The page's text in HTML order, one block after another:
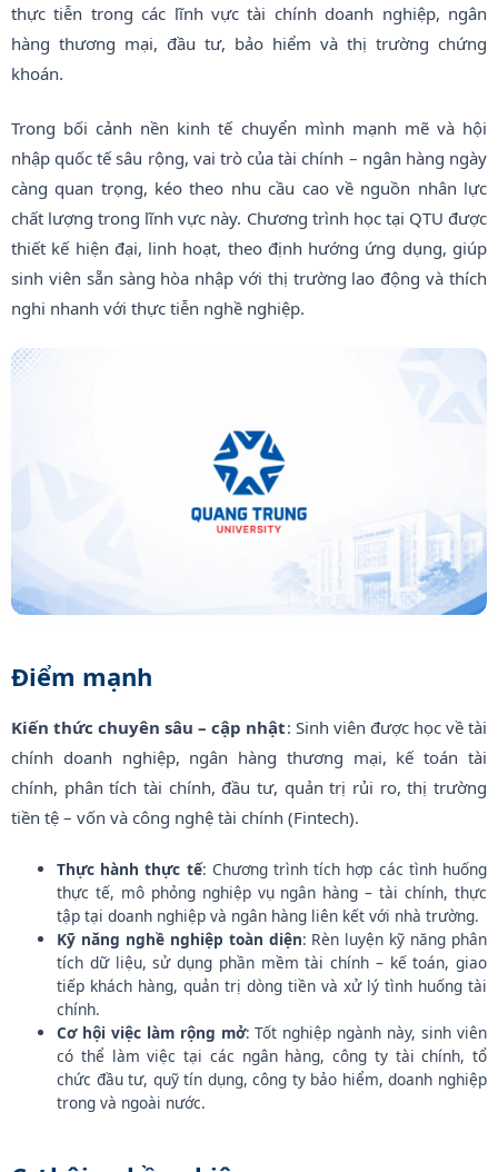
thực tiễn trong các lĩnh vực tài chính doanh nghiệp, ngân
hàng thương mại, đầu tư, bảo hiểm và thị trường chứng
khoán.
Trong bối cảnh nền kinh tế chuyển mình mạnh mẽ và hội
nhập quốc tế sâu rộng, vai trò của tài chính – ngân hàng ngày
càng quan trọng, kéo theo nhu cầu cao về nguồn nhân lực
chất lượng trong lĩnh vực này. Chương trình học tại QTU được
thiết kế hiện đại, linh hoạt, theo định hướng ứng dụng, giúp
sinh viên sẵn sàng hòa nhập với thị trường lao động và thích
nghi nhanh với thực tiễn nghề nghiệp.
Điểm mạnh
Kiến thức chuyên sâu – cập nhật: Sinh viên được học về tài
chính doanh nghiệp, ngân hàng thương mại, kế toán tài
chính, phân tích tài chính, đầu tư, quản trị rủi ro, thị trường
tiền tệ – vốn và công nghệ tài chính (Fintech).
Thực hành thực tế: Chương trình tích hợp các tình huống
thực tế, mô phỏng nghiệp vụ ngân hàng – tài chính, thực
tập tại doanh nghiệp và ngân hàng liên kết với nhà trường.
Kỹ năng nghề nghiệp toàn diện: Rèn luyện kỹ năng phân
tích dữ liệu, sử dụng phần mềm tài chính – kế toán, giao
tiếp khách hàng, quản trị dòng tiền và xử lý tình huống tài
chính.
Cơ hội việc làm rộng mở: Tốt nghiệp ngành này, sinh viên
có thể làm việc tại các ngân hàng, công ty tài chính, tổ
chức đầu tư, quỹ tín dụng, công ty bảo hiểm, doanh nghiệp
trong và ngoài nước.